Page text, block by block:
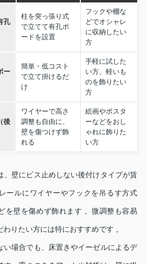
孔
柱を突っ張り式
で立てて有孔ボ
ードを設置
フックや棚な
どでオシャレ
に収納したい
方
ー
簡単・低コスト
で立て掛けるだ
け
手軽に試した
い方、軽いも
のを飾りたい
方
後
ワイヤーで高さ
調整も自由に、
壁を傷つけず飾
れる
絵画やポスタ
ーなどをおし
ゃれに飾りた
い方
、壁にビス止めしない後付けタイプが賃
ールにワイヤーやフックを吊るす方式
を壁を傷めず飾れます 。微調整も容易
りたい方には特におすすめです 。
い場合でも、床置きやイーゼルによるデ